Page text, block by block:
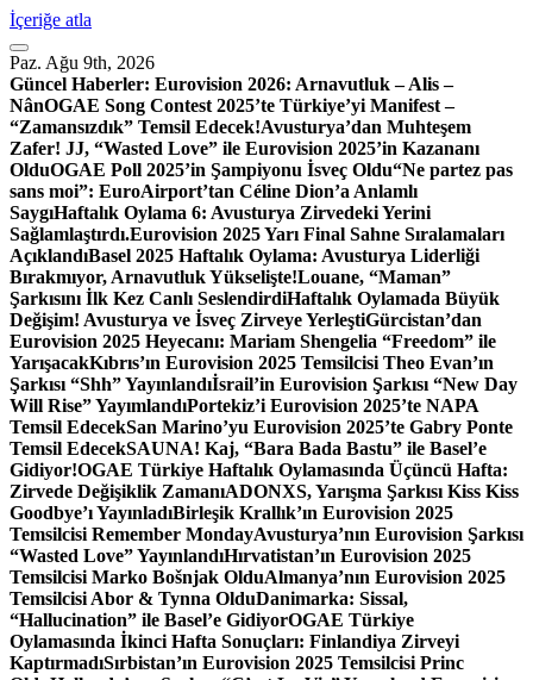
İçeriğe atla
Paz. Ağu 9th, 2026
Güncel Haberler: Eurovision 2026: Arnavutluk – Alis –
NânOGAE Song Contest 2025’te Türkiye’yi Manifest –
“Zamansızdık” Temsil Edecek!Avusturya’dan Muhteşem
Zafer! JJ, “Wasted Love” ile Eurovision 2025’in Kazananı
OlduOGAE Poll 2025’in Şampiyonu İsveç Oldu“Ne partez pas
sans moi”: EuroAirport’tan Céline Dion’a Anlamlı
SaygıHaftalık Oylama 6: Avusturya Zirvedeki Yerini
Sağlamlaştırdı.Eurovision 2025 Yarı Final Sahne Sıralamaları
AçıklandıBasel 2025 Haftalık Oylama: Avusturya Liderliği
Bırakmıyor, Arnavutluk Yükselişte!Louane, “Maman”
Şarkısını İlk Kez Canlı SeslendirdiHaftalık Oylamada Büyük
Değişim! Avusturya ve İsveç Zirveye YerleştiGürcistan’dan
Eurovision 2025 Heyecanı: Mariam Shengelia “Freedom” ile
YarışacakKıbrıs’ın Eurovision 2025 Temsilcisi Theo Evan’ın
Şarkısı “Shh” Yayınlandıİsrail’in Eurovision Şarkısı “New Day
Will Rise” YayımlandıPortekiz’i Eurovision 2025’te NAPA
Temsil EdecekSan Marino’yu Eurovision 2025’te Gabry Ponte
Temsil EdecekSAUNA! Kaj, “Bara Bada Bastu” ile Basel’e
Gidiyor!OGAE Türkiye Haftalık Oylamasında Üçüncü Hafta:
Zirvede Değişiklik ZamanıADONXS, Yarışma Şarkısı Kiss Kiss
Goodbye’ı YayınladıBirleşik Krallık’ın Eurovision 2025
Temsilcisi Remember MondayAvusturya’nın Eurovision Şarkısı
“Wasted Love” YayınlandıHırvatistan’ın Eurovision 2025
Temsilcisi Marko Bošnjak OlduAlmanya’nın Eurovision 2025
Temsilcisi Abor & Tynna OlduDanimarka: Sissal,
“Hallucination” ile Basel’e GidiyorOGAE Türkiye
Oylamasında İkinci Hafta Sonuçları: Finlandiya Zirveyi
KaptırmadıSırbistan’ın Eurovision 2025 Temsilcisi Princ